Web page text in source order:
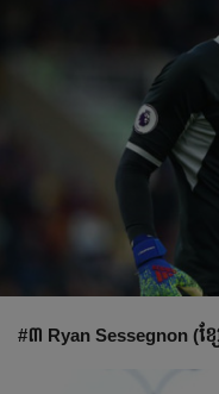
#៣ Ryan Sessegnon (ខ្សែ​